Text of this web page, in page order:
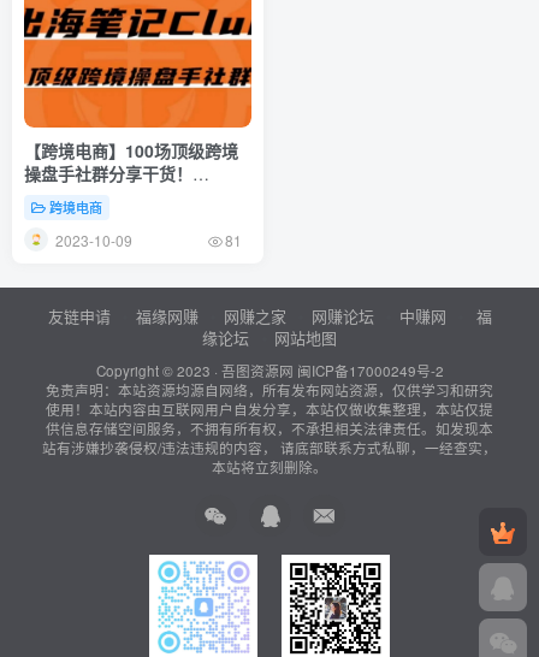
【跨境电商】100场顶级跨境
操盘手社群分享干货！
Facebook广告、Google广
告、TK短视频等全解析
跨境电商
2023-10-09 81
友链申请 福缘网赚 网赚之家 网赚论坛 中赚网
福
缘论坛
网站地图
Copyright © 2023 · 吾图资源网 闽ICP备17000249号-2
免责声明：本站资源均源自网络，所有发布网站资源，仅供学习和研究
使用！本站内容由互联网用户自发分享，本站仅做收集整理，本站仅提
供信息存储空间服务，不拥有所有权，不承担相关法律责任。如发现本
站有涉嫌抄袭侵权/违法违规的内容， 请底部联系方式私聊，一经查实，
本站将立刻删除。